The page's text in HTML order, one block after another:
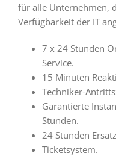
für alle Unternehmen,
Verfügbarkeit der IT
7 x 24 Stunden
Service.
15 Minuten
Techniker-
Garantierte
Stunden.
24 Stunden
Ticketsystem.